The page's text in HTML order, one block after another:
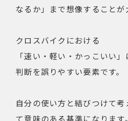
なるか」まで想像することが
クロスバイクにおける
「速い・軽い・かっこいい
判断を誤りやすい要素です。
自分の使い方と結びつけて